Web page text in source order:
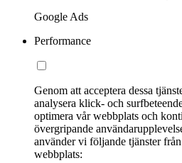
Google Ads
Performance
Genom att acceptera dessa
analysera klick- och
optimera vår webbplats och
övergripande
använder vi följande tjänster
webbplats: